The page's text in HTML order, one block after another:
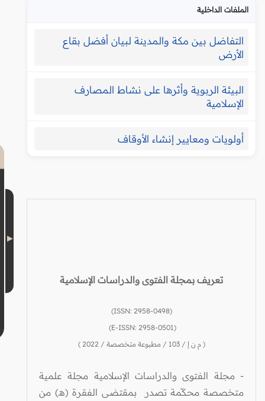
الملفات الداخلية
التفاضل بين مكة والمدينة لبيان أفضل بقاع
الأرض
البيئة الربوية وأثرها على نشاط المصارف
الإسلامية
أولويات ومعايير إنشاء الأوقاف
تعريف بمجلة الفتوى والدراسات الإسلامية
(ISSN: 2958-0498)
(E-ISSN: 2958-0501)
( م ن إ / 103 / مطبوعة متخصصة / 2022 )
- مجلة الفتوى والدراسات الإسلامية مجلة علمية
متخصصة محكّمة تصدر بمقتضى الفقرة (هـ) من